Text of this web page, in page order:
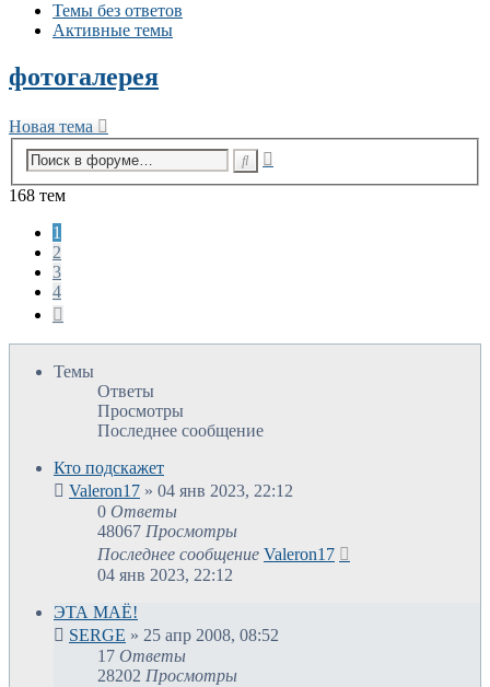
Темы без ответов
Активные темы
фотогалерея
Новая тема
168 тем
1
2
3
4
Темы
Ответы
Просмотры
Последнее сообщение
Кто подскажет
Valeron17 » 04 янв 2023, 22:12
0 Ответы
48067 Просмотры
Последнее сообщение Valeron17
04 янв 2023, 22:12
ЭТА МАЁ!
SERGE » 25 апр 2008, 08:52
17 Ответы
28202 Просмотры